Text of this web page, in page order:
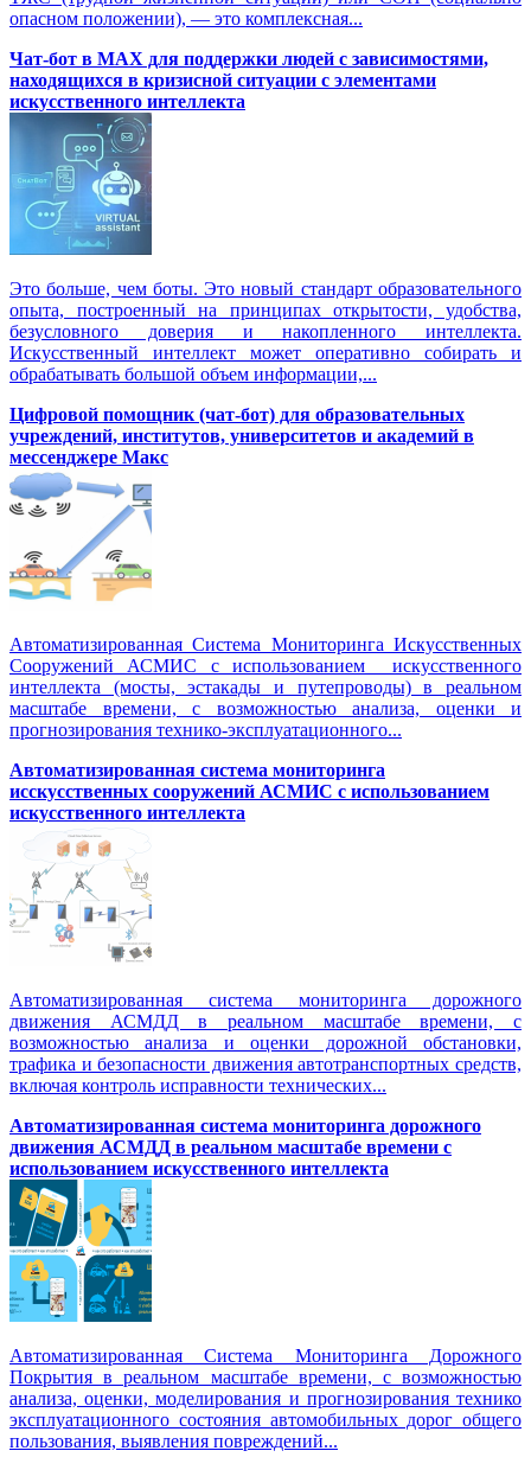
опасном положении), — это комплексная...
Чат-бот в MAX для поддержки людей с зависимостями,
находящихся в кризисной ситуации с элементами
искусственного интеллекта
Это больше, чем боты. Это новый стандарт образовательного
опыта, построенный на принципах открытости, удобства,
безусловного доверия и накопленного интеллекта.
Искусственный интеллект может оперативно собирать и
обрабатывать большой объем информации,...
Цифровой помощник (чат-бот) для образовательных
учреждений, институтов, университетов и академий в
мессенджере Макс
Автоматизированная Система Мониторинга Искусственных
Сооружений АСМИС с использованием искусственного
интеллекта (мосты, эстакады и путепроводы) в реальном
масштабе времени, с возможностью анализа, оценки и
прогнозирования технико-эксплуатационного...
Автоматизированная система мониторинга
исскусственных сооружений АСМИС с использованием
искусственного интеллекта
Автоматизированная система мониторинга дорожного
движения АСМДД в реальном масштабе времени, с
возможностью анализа и оценки дорожной обстановки,
трафика и безопасности движения автотранспортных средств,
включая контроль исправности технических...
Автоматизированная cистема мониторинга дорожного
движения АСМДД в реальном масштабе времени с
использованием искусственного интеллекта
Автоматизированная Система Мониторинга Дорожного
Покрытия в реальном масштабе времени, с возможностью
анализа, оценки, моделирования и прогнозирования технико
эксплуатационного состояния автомобильных дорог общего
пользования, выявления повреждений...